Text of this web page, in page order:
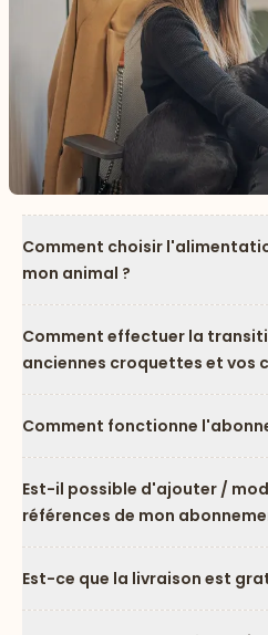
Comment choisir
mon animal ?
Comment effectuer la
anciennes croquettes et vos
Comment fonctionne
Est-il possible d'ajouter /
références de mon
Est-ce que la livraison est